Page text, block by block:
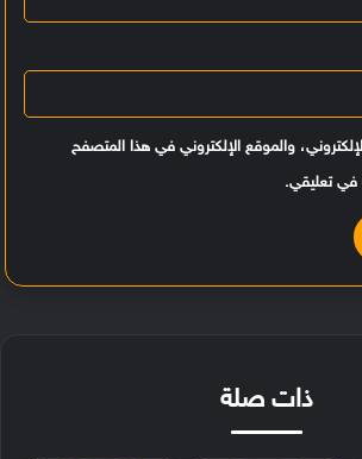
والموقع الإلكتروني في هذا المتصفح
في تعليقي.
ذات صلة